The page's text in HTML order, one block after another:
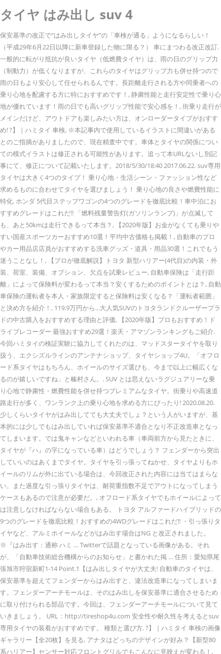
タイヤ はみ出し suv 4
保安基準の改正で“はみ出しタイヤ”の「車検が通る」ようになるらしい！
（平成29年6月22日以降に新車登録した物に限る？） 車にまつわる改正改訂.
一般的に転がり抵抗が良いタイヤ（低燃費タイヤ）は、雨の日のグリップ力
（制動力）が低くなりますが、これらのタイヤはグリップ力も併せ持つので
雨の日もより安心して任せられるんです。長距離走行される方や同乗者への
乗り心地を配慮する方に特におすすめです！, 静粛性能と走行安定性で乗り心
地が優れています！雨の日でも高いグリップ性能で安心感を！, 街乗り走行が
メインだけど、アウトドアも楽しみたい方は、オンローダータイプがおすす
め! ?】｜ハミタイ 車検, ※本記事内で使用しているイラストに間違いがある
とのご指摘がありましたので、現在精査中です。車体とタイヤの関係につい
ての模式イラストは修正される可能性があります。追って本URLないし別記
事にて、修正について記載いたします。2018/5/30/18:40 2017.06.22. suv専用
タイヤは大きく4つのタイプ！ 乗り心地・生活シーン・ファッション性など
求めるものに合わせてタイヤを選びましょう！ 乗り心地の良さや燃費性能に
特化. ホンダ 5代目ステップワゴンの4つのグレードを徹底比較！車中泊にお
すすめグレードはこれだ!! 「燃料残量警告灯(ガソリンランプ)」が点滅して
も、あと50kmは走行できるって本当？, 【2020年版】お金がなくても乗りや
すい国産スポーツカーおすすめ10選！平均中古価格も掲載！, 自動車のプロ
やカー用品店店員がおすすめする洗車グッズ・道具・用品30選！これでもう
迷うことなし！, 【プロが徹底解説】トヨタ 新型ハリアー(4代目)の内装・外
装、荷室、装備、オプション、欠点を試乗レビュー, 自動車保険は「走行距
離」によって保険料が変わるって本当？安くするためのポイントとは？, 自動
車保険の運転者を本人・家族限定すると保険料は安くなる？「運転者範囲」
と決め方を紹介！, 119.9万円から...大人気SUVのトヨタランドクルーザープラ
ドの中古購入をおすすめする理由と評価, 【2020年版】プロもおすすめ！ド
ライブレコーダー 最強おすすめ29選！楽天・アマゾンランキングもご紹介.
今回ハミタイの検証実験に協力してくれたのは、マッドスタータイヤを取り
扱う、エクシズルラインのアンテナショップ、タイヤショップ4U。「オフロ
ード系タイヤはもちろん、ホイールのサイズ選びも、今まで以上に幅広くな
るのが嬉しいですね」と榛村さん。. SUV とは思えないラグジュアリーな乗
り心地で静粛性・燃費性能を併せ持つプレミアムなタイヤ。街乗りや高速道
路走行が多く、ワンランク上の乗り心地を求める方にぴったり! 2020.08.20.
少しくらいタイヤがはみ出してても大丈夫でしょ？という人がいますが、基
本的には少しでもはみ出していれば保安基準不適合となり不正改造車となっ
てしまいます。では鬼キャンなどといわれる車（車両前方から見たときに、
タイヤが『ハ』の字になっている車）はどうでしょう？ フェンダーから突出
していいのはあくまでタイヤ。タイヤを引っ張ってねかせ、タイヤよりもホ
イールのリムが外に出ている場合は、今回改正された内容には当てはまらな
い。また過度な引っ張りタイヤは、耐荷重指数不足でアウトになってしまう
ケースもあるので注意が必要だ。, オフロード系タイヤでもホイールによって
は注意しなければならない場合もある。 トヨタ アルファードハイブリッドの
9つのグレードを徹底比較！おすすめの4WDグレードはこれだ!! ・引っ張りタ
イヤなど、アルミホイールなどがはみ出す場合はNG と改正されました。
※『はみ出す：通称 ハミ … Twitterで話題となっている画像がある。それ
が、「自動車技術総合機構からのお知らせ」と書かれた掲 … 住所：愛知県尾
張旭市狩宿新町1-14 Point.1【はみ出しタイヤが大丈夫! 自動車のタイヤは、
保安基準を超えてフェンダーからはみ出すと、違法改造車になってしまいま
す。フェンダーアーチモールは、そのはみ出しを保安基準に適合させるため
に取り付けられる部品です。今回は、フェンダーアーチモールについて見て
いきましょう。 URL：http://tireshop4u.com 安全性や耐久性を考えるとsuv
専用タイヤの装着がおすすめです。 種類と選び方. ?】｜ハミタイ 車検の画像
ギャラリー【全20枚】を見る, アナタはどっちのデザインが好み？【新型80
系ハリアー】センサー対応フロントグリルでもこんなに見映えが変わる！,